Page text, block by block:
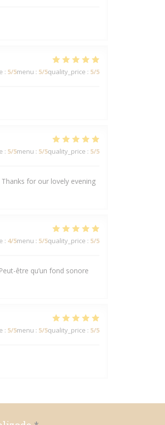
: 5/5menu : 5/5quality_price : 5/5
: 5/5menu : 5/5quality_price : 5/5
for our lovely evening
: 4/5menu : 5/5quality_price : 5/5
être qu’un fond sonore
: 5/5menu : 5/5quality_price : 5/5